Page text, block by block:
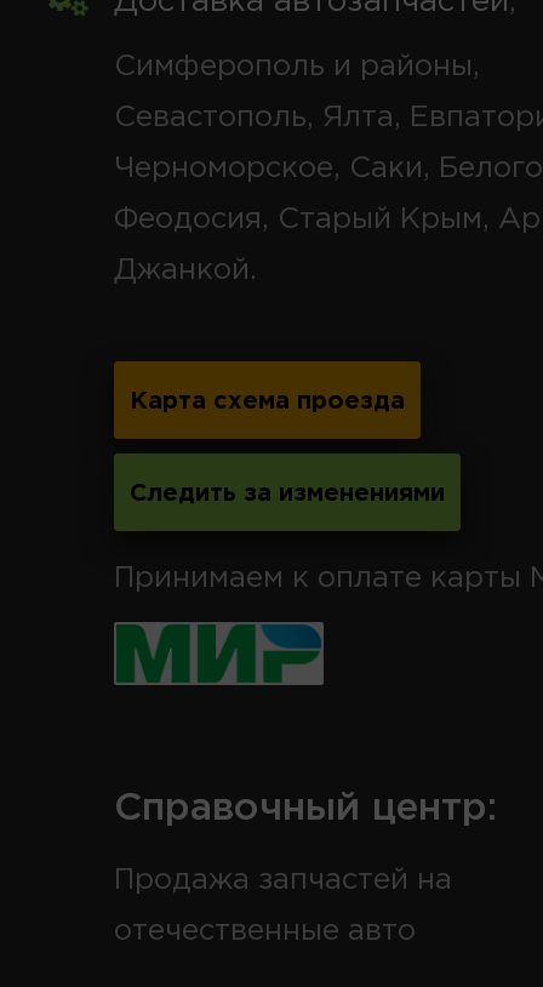
Симферополь и районы,
Севастополь, Ялта,
Черноморское, Саки,
Феодосия, Старый Крым,
Джанкой.
Карта схема проезда
Следить за изменениями
Принимаем к оплате карты
Справочный центр:
Продажа запчастей на
отечественные авто